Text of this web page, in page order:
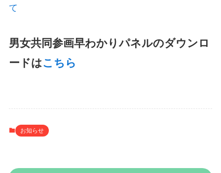
て
男女共同参画早わかりパネルのダウンロ
ードはこちら
お知らせ